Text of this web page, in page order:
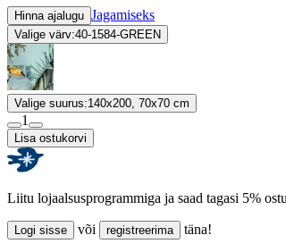
Hinna ajalugu Jagamiseks
Valige värv:40-1584-GREEN
Valige suurus:140x200, 70x70 cm
1
Lisa ostukorvi
Liitu lojaalsusprogrammiga ja saad tagasi 5%
Logi sisse või registreerima täna!